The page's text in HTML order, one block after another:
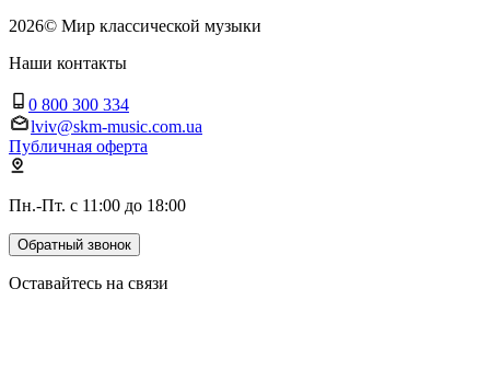
2026© Мир классической музыки
Наши контакты
0 800 300 334
lviv@skm-music.com.ua
Публичная оферта
Пн.-Пт. с 11:00 до 18:00
Обратный звонок
Оставайтесь на связи